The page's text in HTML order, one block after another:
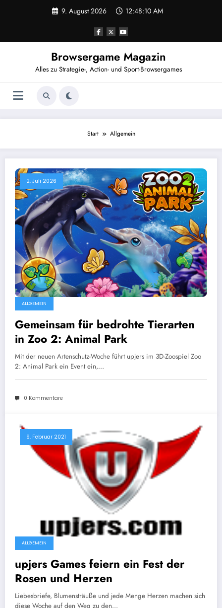
9. August 2026 12:48:10 AM
Browsergame Magazin
Alles zu Strategie-, Action- und Sport-Browsergames
Start Allgemein
2. Juli 2026
ALLGEMEIN
Gemeinsam für bedrohte Tierarten
in Zoo 2: Animal Park
Mit der neuen Artenschutz-Woche führt upjers im 3D-Zoospiel Zoo
2: Animal Park ein Event ein,…
0 Kommentare
9. Februar 2021
ALLGEMEIN
upjers Games feiern ein Fest der
Rosen und Herzen
Liebesbriefe, Blumensträuße und jede Menge Herzen machen sich
diese Woche auf den Weg zu den…